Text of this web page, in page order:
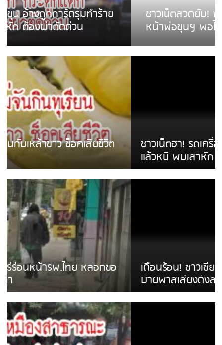
ชาวเน็ตสวดยับ! พบพม่าเร่ขายพวงมาลัย
หน้าพ่อขุนฯ พอไม่ซื้อเดินตาม
ชาวเน็ตฮา! รถเครื่องแม่สายชนป้ายร้านโลงศพ
แล้วหนี พบเสาหัก เบรคหัก หวิดได้ใช้บริการ
เดือนร้อน! ชาวเชียงรายบ่นรถ Isuzu สีขาวซิ่ง
บายพาสเสียงดังสร้างความรำคาญ